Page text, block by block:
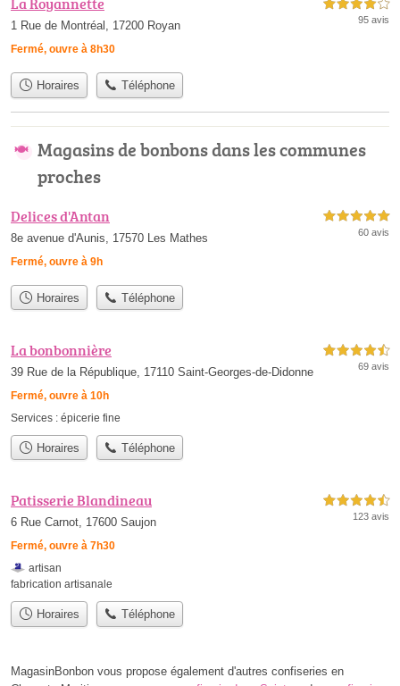
1 Rue de Montréal, 17200 Royan
Fermé, ouvre à 8h30
4,0 étoiles sur 5
95 avis
Horaires Téléphone
Magasins de bonbons dans les communes
proches
Delices d'Antan
8e avenue d'Aunis, 17570 Les Mathes
Fermé, ouvre à 9h
5,0 étoiles sur 5
60 avis
Horaires Téléphone
La bonbonnière
39 Rue de la République, 17110 Saint-Georges-de-Didonne
Fermé, ouvre à 10h
4,5 étoiles sur 5
69 avis
Services : épicerie fine
Horaires Téléphone
Patisserie Blandineau
6 Rue Carnot, 17600 Saujon
Fermé, ouvre à 7h30
4,5 étoiles sur 5
123 avis
artisan
fabrication artisanale
Horaires Téléphone
MagasinBonbon vous propose également d'autres confiseries en